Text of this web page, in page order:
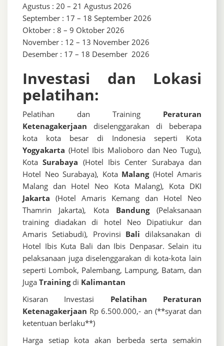
Agustus : 20 – 21 Agustus 2026
September : 17 – 18 September 2026
Oktober : 8 – 9 Oktober 2026
November : 12 – 13 November 2026
Desember : 17 – 18 Desember 2026
Investasi dan Lokasi
pelatihan:
Pelatihan dan Training Peraturan
Ketenagakerjaan diselenggarakan di beberapa
kota kota besar di Indonesia seperti Kota
Yogyakarta (Hotel Ibis Malioboro dan Neo Tugu),
KotaSurabaya (Hotel Ibis Center Surabaya dan
Hotel Neo Surabaya), Kota Malang(Hotel Amaris
Malang dan Hotel Neo Kota Malang), Kota DKI
Jakarta (Hotel Amaris Kemang dan Hotel Neo
Thamrin Jakarta), Kota Bandung(Pelaksanaan
training diadakan di hotel Neo Dipatiukur dan
Amaris Setiabudi), Provinsi Bali dilaksanakan di
Hotel Ibis Kuta Bali dan Ibis Denpasar. Selain itu
pelaksanaan juga diselenggarakan di kota-kota lain
seperti Lombok, Palembang, Lampung, Batam, dan
Juga Trainingdi Kalimantan
Kisaran Investasi Pelatihan Peraturan
Ketenagakerjaan Rp 6.500.000,- an (**syarat dan
ketentuan berlaku**)
Harga setiap kota akan berbeda serta semakin